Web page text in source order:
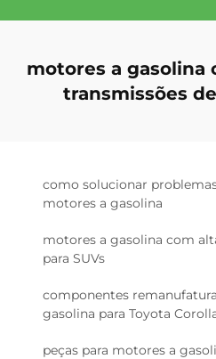
motores a gasolina
transmissões
como solucionar
motores a gasolina
motores a gasolina com
para SUVs
componentes
gasolina para Toyota
peças para motores a